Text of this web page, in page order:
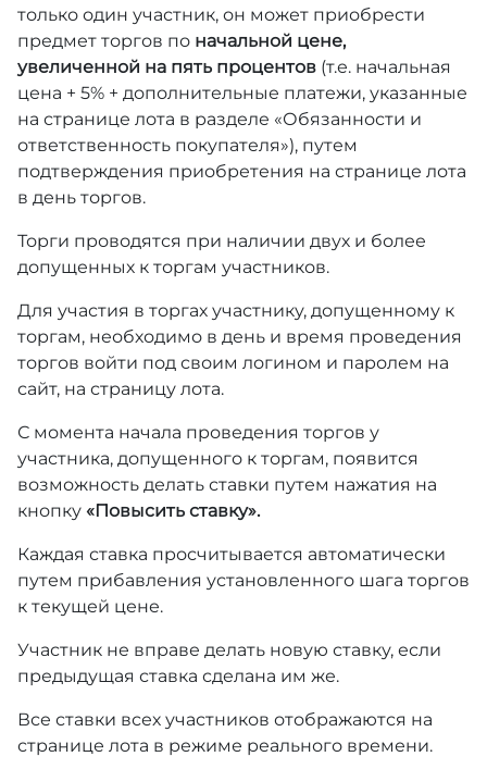
только один участник, он может приобрести
предмет торгов по начальной цене,
увеличенной на пять процентов (т.е. начальная
цена + 5% + дополнительные платежи, указанные
на странице лота в разделе «Обязанности и
ответственность покупателя»), путем
подтверждения приобретения на странице лота
в день торгов.
Торги проводятся при наличии двух и более
допущенных к торгам участников.
Для участия в торгах участнику, допущенному к
торгам, необходимо в день и время проведения
торгов войти под своим логином и паролем на
сайт, на страницу лота.
С момента начала проведения торгов у
участника, допущенного к торгам, появится
возможность делать ставки путем нажатия на
кнопку «Повысить ставку».
Каждая ставка просчитывается автоматически
путем прибавления установленного шага торгов
к текущей цене.
Участник не вправе делать новую ставку, если
предыдущая ставка сделана им же.
Все ставки всех участников отображаются на
странице лота в режиме реального времени.